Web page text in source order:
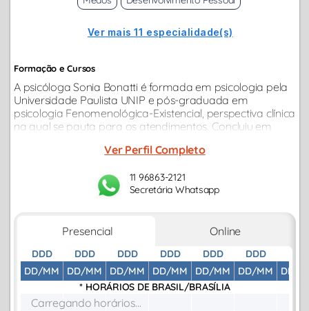
Ver mais 11 especialidade(s)
Formação e Cursos
A psicóloga Sonia Bonatti é formada em psicologia pela
Universidade Paulista UNIP e pós-graduada em
psicologia Fenomenológica-Existencial, perspectiva clínica
na qual se pauta para os atendimentos. Concluiu em
em Situação de Crise e Prevenção...
Ver Perfil Completo
11 96863-2121
Secretária Whatsapp
Presencial Online
DDD
DD/MM
DDD
DD/MM
DDD
DD/MM
DDD
DD/MM
DDD
DD/MM
DDD
DD/MM
DD/
* HORÁRIOS DE BRASIL/BRASÍLIA
Carregando horários...